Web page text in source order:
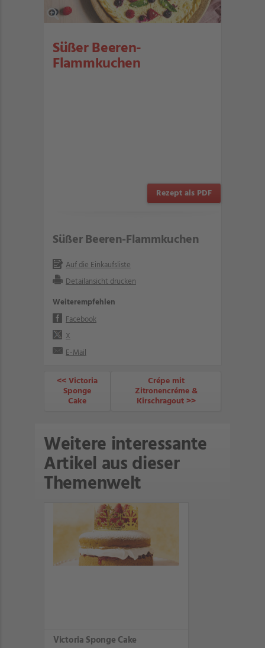
Süßer Beeren-
Flammkuchen
Rezept als PDF
Süßer Beeren-Flammkuchen
Auf die Einkaufsliste
Detailansicht drucken
Weiterempfehlen
Facebook
X
E-Mail
<< Victoria
Sponge
Cake
Crépe mit
Zitronencréme &
Kirschragout >>
Weitere interessante
Artikel aus dieser
Themenwelt
Victoria Sponge Cake